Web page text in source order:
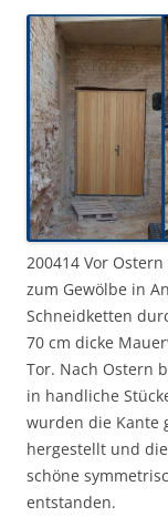
200414 Vor
zum Gewölbe in
Schneidketten
70 cm dicke
Tor. Nach Ostern
in handliche
wurden die Kante
hergestellt und
schöne
entstanden.